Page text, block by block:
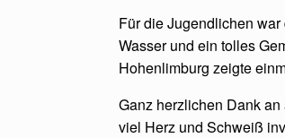
Für die Jugendlichen
Wasser und ein tolles
Hohenlimburg zeigte
Ganz herzlichen Dank
viel Herz und Schweiß